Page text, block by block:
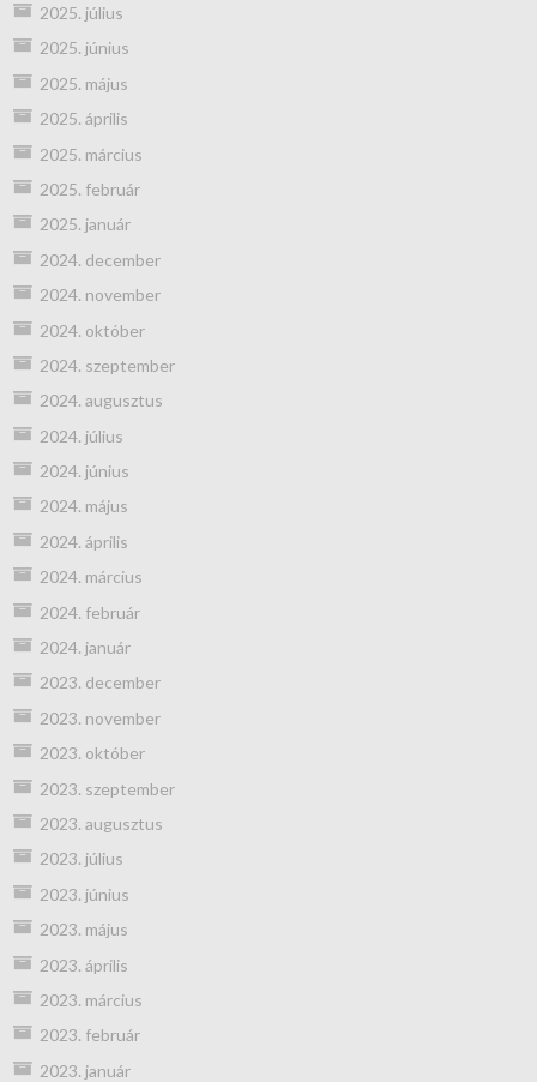
2025. július
2025. június
2025. május
2025. április
2025. március
2025. február
2025. január
2024. december
2024. november
2024. október
2024. szeptember
2024. augusztus
2024. július
2024. június
2024. május
2024. április
2024. március
2024. február
2024. január
2023. december
2023. november
2023. október
2023. szeptember
2023. augusztus
2023. július
2023. június
2023. május
2023. április
2023. március
2023. február
2023. január